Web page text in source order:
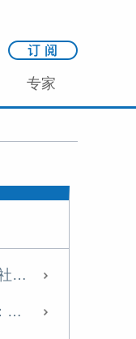
专家
“十五五”时期金融如何助推经济社会高质量发展
董昀：“西学东渐”与“东学西渐”：论中国金融学自主知识体系的文化根基